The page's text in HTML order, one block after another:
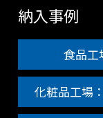
納入事例
食品工
化粧品工場